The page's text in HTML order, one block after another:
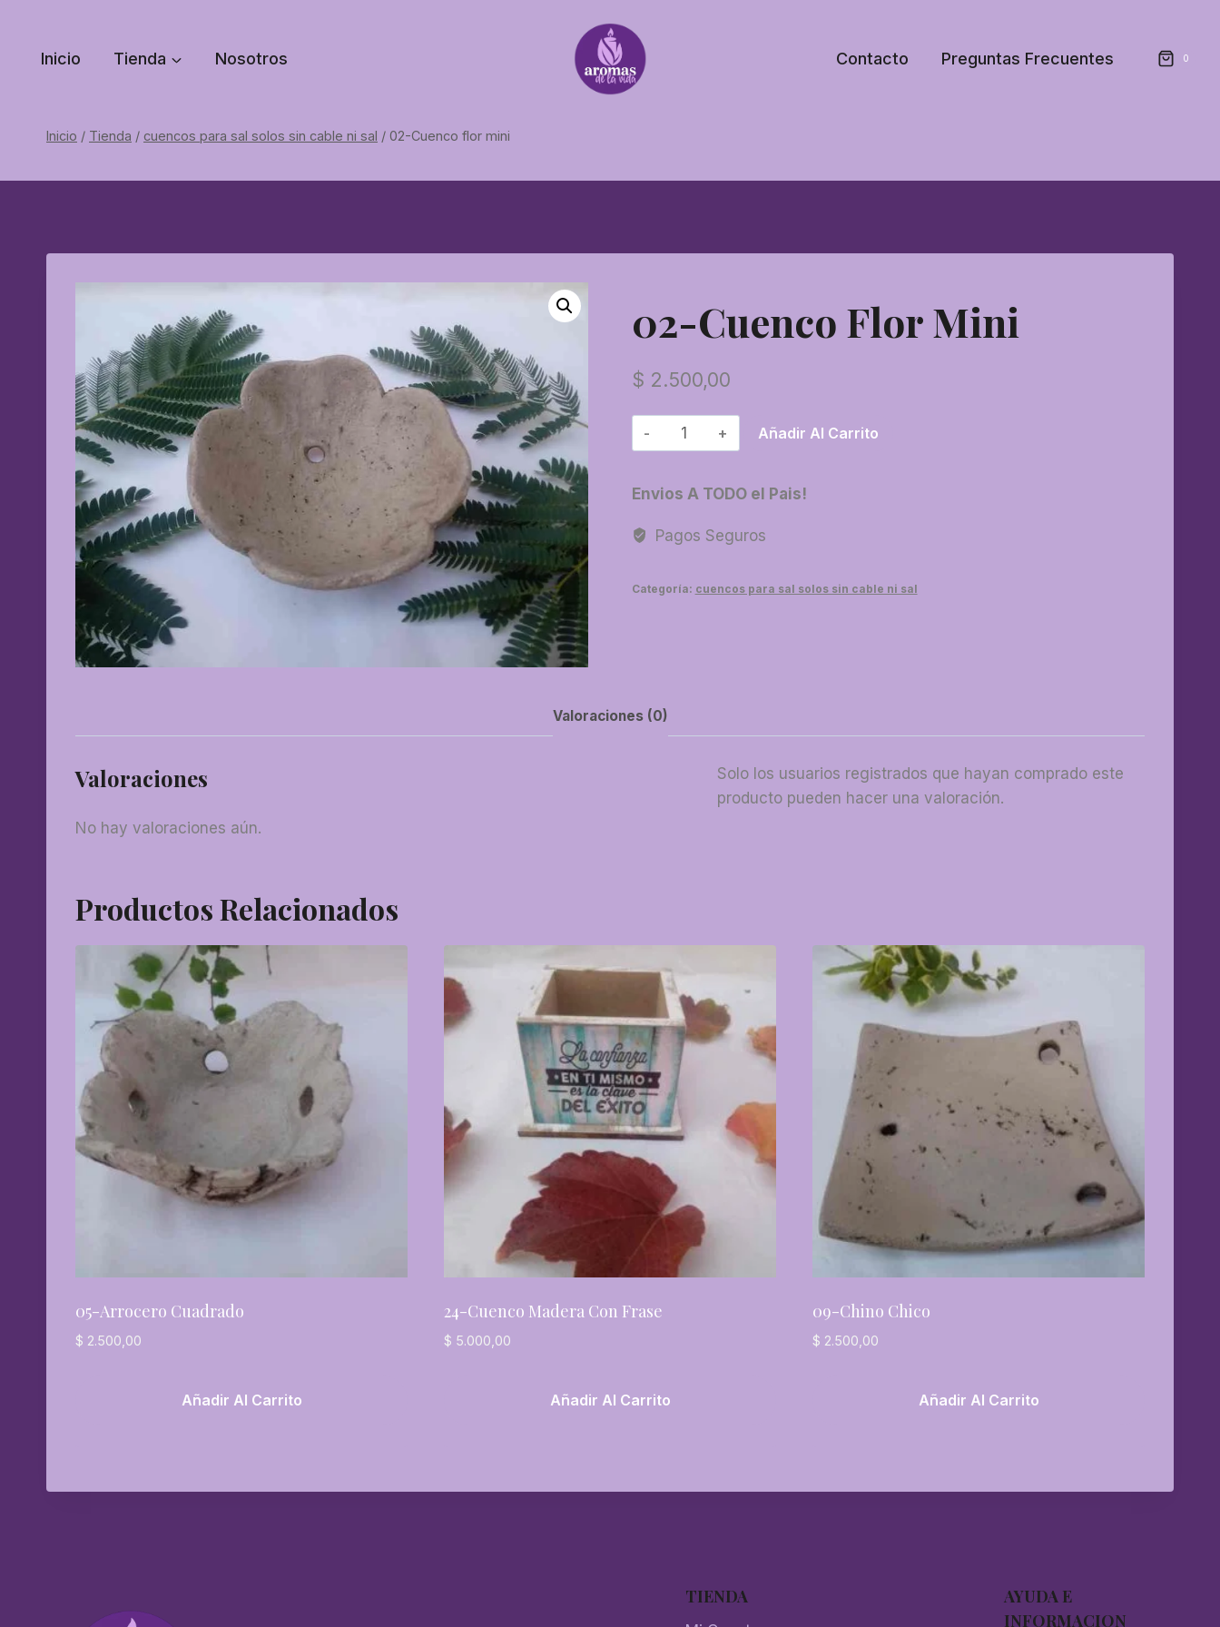
contenido
Inicio Tienda Nosotros Contacto Preguntas Frecuentes 0
Inicio / Tienda / cuencos para sal solos sin cable ni sal / 02-Cuenco flor mini
02-Cuenco Flor Mini
$ 2.500,00
02-
Cuenco
mini
Añadir Al Carrito
Envios A TODO el Pais!
Pagos Seguros
Categoría: cuencos para sal solos sin cable ni sal
Valoraciones (0)
Valoraciones
No hay valoraciones aún.
Solo los usuarios registrados que hayan comprado este
producto pueden hacer una valoración.
Productos Relacionados
05-Arrocero Cuadrado
$ 2.500,00
Añadir Al Carrito
24-Cuenco Madera Con Frase
$ 5.000,00
Añadir Al Carrito
09-Chino Chico
$ 2.500,00
Añadir Al Carrito
TIENDA
AYUDA E
INFORMACION